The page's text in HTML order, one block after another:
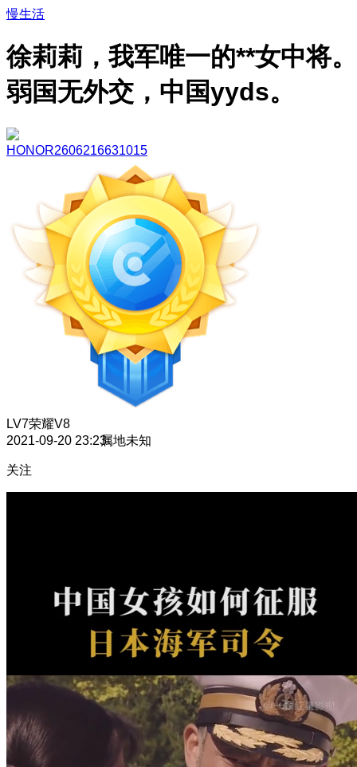
慢生活
徐莉莉，我军唯一的**女中将。
弱国无外交，中国yyds。
HONOR2606216631015
LV7荣耀V8
2021-09-20 23:23属地未知
关注